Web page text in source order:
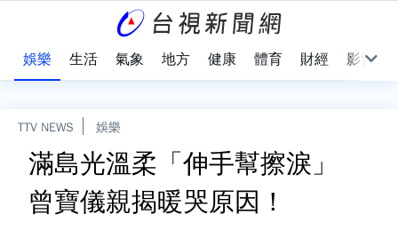
娛樂 生活 氣象 地方 健康 體育 財經 影音
TTV NEWS 娛樂
滿島光溫柔「伸手幫擦淚」
曾寶儀親揭暖哭原因！